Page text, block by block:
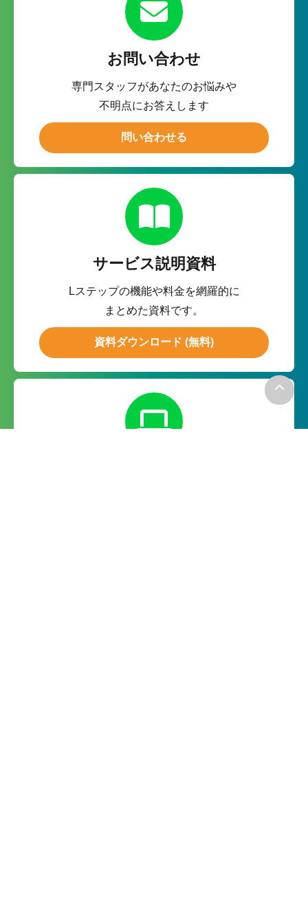
お問い合わせ
専門スタッフがあなたのお悩みや
不明点にお答えします
問い合わせる
サービス説明資料
Lステップの機能や料金を網羅的に
まとめた資料です。
資料ダウンロード (無料)